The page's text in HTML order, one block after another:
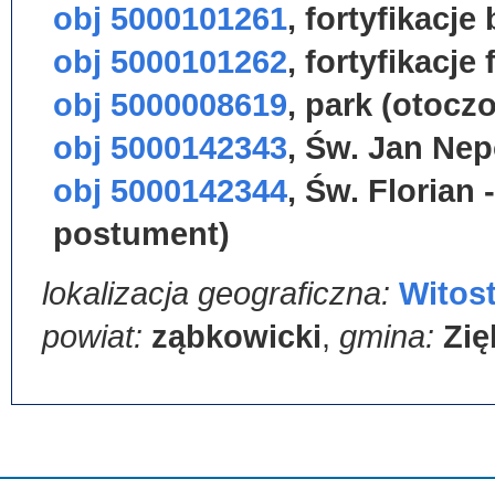
obj 5000101261, fortyfikacje
obj 5000101262, fortyfikacje
obj 5000008619, park
obj 5000142343, Św. Jan
obj 5000142344, Św. Florian
postument)
lokalizacja geograficzna:
powiat: ząbkowicki, gmina: